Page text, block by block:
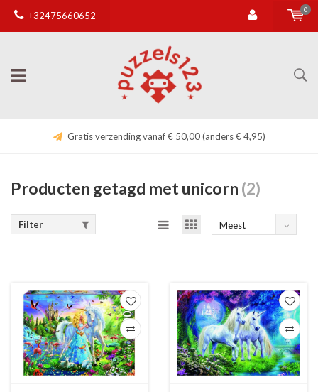
+32475660652
0
Gratis verzending vanaf € 50,00 (anders € 4,95)
Producten getagd met unicorn (2)
Filter
Meest